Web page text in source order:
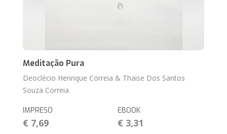
Meditação Pura
Deoclécio Henrique Correia & Thaise Dos Santos
Souza Correia
IMPRESO
€ 7,69
EBOOK
€ 3,31